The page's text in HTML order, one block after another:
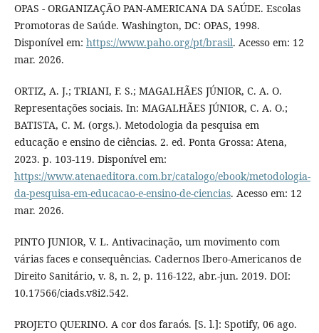
OPAS - ORGANIZAÇÃO PAN-AMERICANA DA SAÚDE. Escolas
Promotoras de Saúde. Washington, DC: OPAS, 1998.
Disponível em: https://www.paho.org/pt/brasil. Acesso em: 12
mar. 2026.
ORTIZ, A. J.; TRIANI, F. S.; MAGALHÃES JÚNIOR, C. A. O.
Representações sociais. In: MAGALHÃES JÚNIOR, C. A. O.;
BATISTA, C. M. (orgs.). Metodologia da pesquisa em
educação e ensino de ciências. 2. ed. Ponta Grossa: Atena,
2023. p. 103-119. Disponível em:
https://www.atenaeditora.com.br/catalogo/ebook/metodologia-
da-pesquisa-em-educacao-e-ensino-de-ciencias. Acesso em: 12
mar. 2026.
PINTO JUNIOR, V. L. Antivacinação, um movimento com
várias faces e consequências. Cadernos Ibero-Americanos de
Direito Sanitário, v. 8, n. 2, p. 116-122, abr.-jun. 2019. DOI:
10.17566/ciads.v8i2.542.
PROJETO QUERINO. A cor dos faraós. [S. l.]: Spotify, 06 ago.